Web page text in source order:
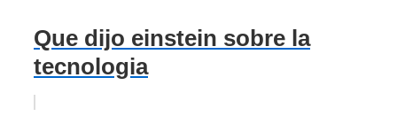
Que dijo einstein sobre la
tecnologia